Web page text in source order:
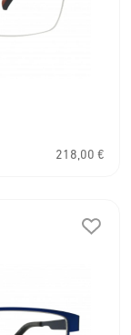
218,00 €